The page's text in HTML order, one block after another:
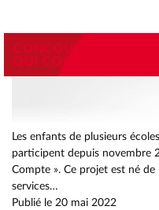
LOGO
TERRITOIRE
EAC
TERRITOIRE
RURAL
CONCOURS DES
QUI COMPTE »
Les enfants de plusieurs
participent depuis novembre
Compte ». Ce projet est né
services…
Publié le 20 mai 2022